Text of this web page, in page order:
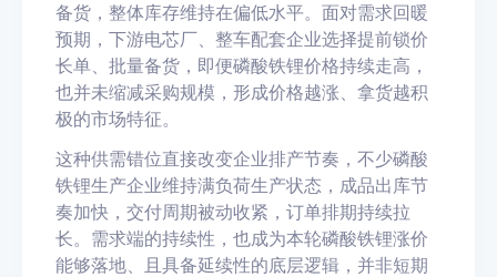
备货，整体库存维持在偏低水平。面对需求回暖
预期，下游电芯厂、整车配套企业选择提前锁价
长单、批量备货，即便磷酸铁锂价格持续走高，
也并未缩减采购规模，形成价格越涨、拿货越积
极的市场特征。
这种供需错位直接改变企业排产节奏，不少磷酸
铁锂生产企业维持满负荷生产状态，成品出库节
奏加快，交付周期被动收紧，订单排期持续拉
长。需求端的持续性，也成为本轮磷酸铁锂涨价
能够落地、且具备延续性的底层逻辑，并非短期